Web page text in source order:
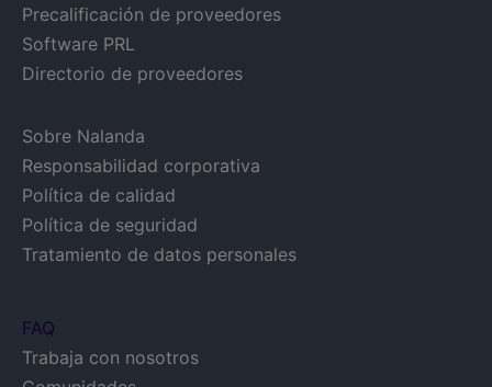
Precalificación de proveedores
Software PRL
Directorio de proveedores
Sobre Nalanda
Responsabilidad corporativa
Política de calidad
Política de seguridad
Tratamiento de datos personales
FAQ
Trabaja con nosotros